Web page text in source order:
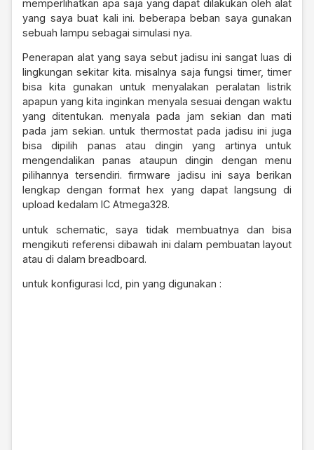
memperlihatkan apa saja yang dapat dilakukan oleh alat
yang saya buat kali ini. beberapa beban saya gunakan
sebuah lampu sebagai simulasi nya.
Penerapan alat yang saya sebut jadisu ini sangat luas di
lingkungan sekitar kita. misalnya saja fungsi timer, timer
bisa kita gunakan untuk menyalakan peralatan listrik
apapun yang kita inginkan menyala sesuai dengan waktu
yang ditentukan. menyala pada jam sekian dan mati
pada jam sekian. untuk thermostat pada jadisu ini juga
bisa dipilih panas atau dingin yang artinya untuk
mengendalikan panas ataupun dingin dengan menu
pilihannya tersendiri. firmware jadisu ini saya berikan
lengkap dengan format hex yang dapat langsung di
upload kedalam IC Atmega328.
untuk schematic, saya tidak membuatnya dan bisa
mengikuti referensi dibawah ini dalam pembuatan layout
atau di dalam breadboard.
untuk konfigurasi lcd, pin yang digunakan :